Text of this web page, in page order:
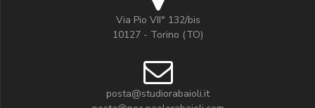
Via Pio VII° 132/bis
10127 - Torino (TO)
posta@studiorabaioli.it